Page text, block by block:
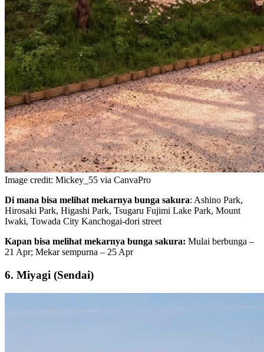
Image credit: Mickey_55 via CanvaPro
Di mana bisa melihat mekarnya bunga sakura: Ashino Park,
Hirosaki Park, Higashi Park, Tsugaru Fujimi Lake Park, Mount
Iwaki, Towada City Kanchogai-dori street
Kapan bisa melihat mekarnya bunga sakura: Mulai berbunga –
21 Apr; Mekar sempurna – 25 Apr
6. Miyagi (Sendai)